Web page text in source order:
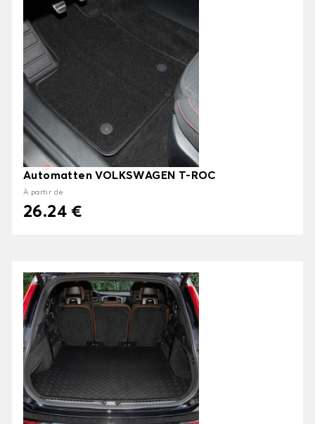
Automatten VOLKSWAGEN T-ROC
À partir de
26.24 €